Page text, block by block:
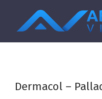
Dermacol –